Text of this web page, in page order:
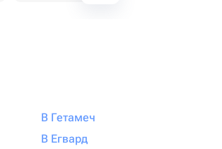
В Гетамеч
В Егвард